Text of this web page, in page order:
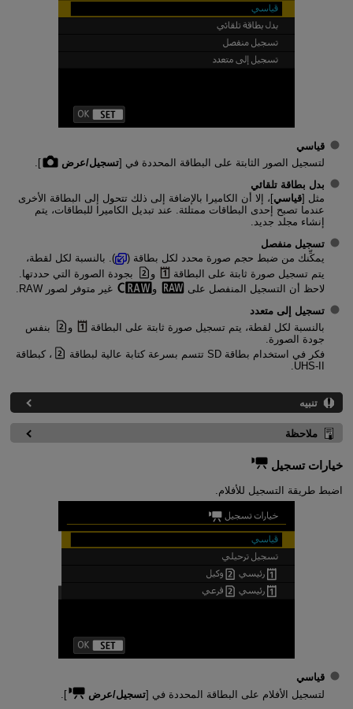
قياسي
لتسجيل الصور الثابتة على البطاقة المحددة في [تسجيل/عرض
].
بدل بطاقة تلقائي
مثل [قياسي]، إلا أن الكاميرا بالإضافة إلى ذلك تتحول إلى البطاقة الأخرى
عندما تصبح إحدى البطاقات ممتلئة. عند تبديل الكاميرا للبطاقات، يتم
إنشاء مجلد جديد.
تسجيل منفصل
يمكِّنك من ضبط حجم صورة محدد لكل بطاقة (
). بالنسبة لكل لقطة،
يتم تسجيل صورة ثابتة على البطاقة
و
بجودة الصورة التي حددتها.
لاحظ أن التسجيل المنفصل على
و
غير متوفر لصور RAW.
تسجيل إلى متعدد
بالنسبة لكل لقطة، يتم تسجيل صورة ثابتة على البطاقة
و
بنفس
جودة الصورة.
فكر في استخدام بطاقة SD تتسم بسرعة كتابة عالية لبطاقة
، كبطاقة
UHS-II.
تنبيه
ملاحظة
خيارات تسجيل
اضبط طريقة التسجيل للأفلام.
قياسي
لتسجيل الأفلام على البطاقة المحددة في [تسجيل/عرض
].